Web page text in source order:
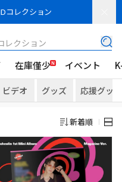
コレクション
レクション
在庫僅少 イベント
ビデオ グッズ 応援グッズ
新着順